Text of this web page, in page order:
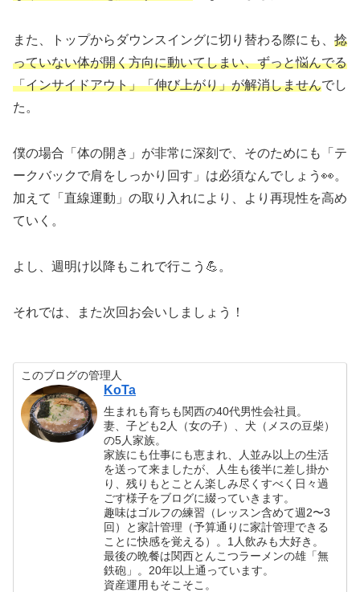
また、トップからダウンスイングに切り替わる際にも、 捻
っていない体が開く方向に動いてしまい、ずっと悩んでる
「インサイドアウト」「伸び上がり」が解消しませんでし
た。
僕の場合「体の開き」が非常に深刻で、そのためにも「テ
ークバックで肩をしっかり回す」は必須なんでしょう👀。
加えて「直線運動」の取り入れにより、より再現性を高め
ていく。
よし、週明け以降もこれで行こう💪。
それでは、また次回お会いしましょう！
このブログの管理人
KoTa
生まれも育ちも関西の40代男性会社員。
妻、子ども2人（女の子）、犬（メスの豆柴）
の5人家族。
家族にも仕事にも恵まれ、人並み以上の生活
を送って来ましたが、人生も後半に差し掛か
り、残りもとことん楽しみ尽くすべく日々過
ごす様子をブログに綴っていきます。
趣味はゴルフの練習（レッスン含めて週2〜3
回）と家計管理（予算通りに家計管理できる
ことに快感を覚える）。1人飲みも大好き。
最後の晩餐は関西とんこつラーメンの雄「無
鉄砲」。20年以上通っています。
資産運用もそこそこ。